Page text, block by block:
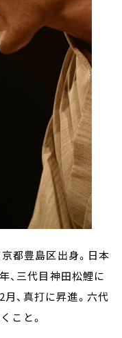
都豊島区出身。日本
、三代目神田松鯉に
、真打に昇進。六代
こと。